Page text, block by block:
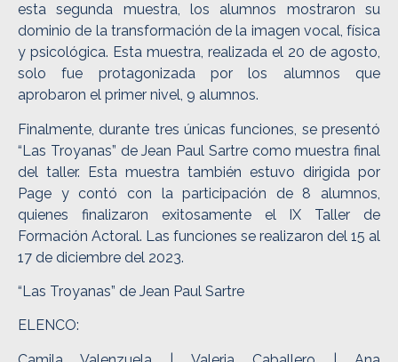
esta segunda muestra, los alumnos mostraron su
dominio de la transformación de la imagen vocal, física
y psicológica. Esta muestra, realizada el 20 de agosto,
solo fue protagonizada por los alumnos que
aprobaron el primer nivel, 9 alumnos.
Finalmente, durante tres únicas funciones, se presentó
“Las Troyanas” de Jean Paul Sartre como muestra final
del taller. Esta muestra también estuvo dirigida por
Page y contó con la participación de 8 alumnos,
quienes finalizaron exitosamente el IX Taller de
Formación Actoral. Las funciones se realizaron del 15 al
17 de diciembre del 2023.
“Las Troyanas” de Jean Paul Sartre
ELENCO: